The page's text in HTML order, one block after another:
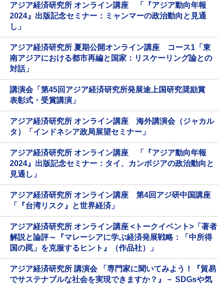
アジア経済研究所 オンライン講座 「『アジア動向年報
2024』出版記念セミナー：ミャンマーの政治動向と見通
し」
アジア経済研究所 夏期公開オンライン講座 コース1「東
南アジアにおける都市再編と国家：リスケーリング論との
対話」
講演会「第45回アジア経済研究所発展途上国研究奨励賞
表彰式・受賞講演」
アジア経済研究所 オンライン講座 海外講演会（ジャカル
タ）「インドネシア政局展望セミナー」
アジア経済研究所 オンライン講座 「『アジア動向年報
2024』出版記念セミナー：タイ、カンボジアの政治動向と
見通し」
アジア経済研究所 オンライン講座 第4回アジ研中国講座
「『台湾リスク』と世界経済」
アジア経済研究所 オンライン講座 <トークイベント>「著者
解説と論評～『マレーシアに学ぶ経済発展戦略：「中所得
国の罠」を克服するヒント』（作品社）」
アジア経済研究所 講演会 「専門家に聞いてみよう！『貿易
でサステナブルな社会を実現できますか？』－ SDGsや気